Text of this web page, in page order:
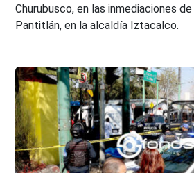
Churubusco, en las inmediaciones
Pantitlán, en la alcaldía Iztacalco.